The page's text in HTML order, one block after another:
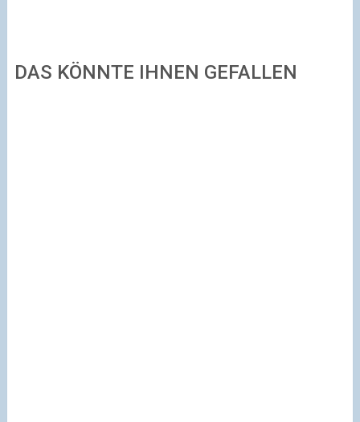
DAS KÖNNTE IHNEN GEFALLEN